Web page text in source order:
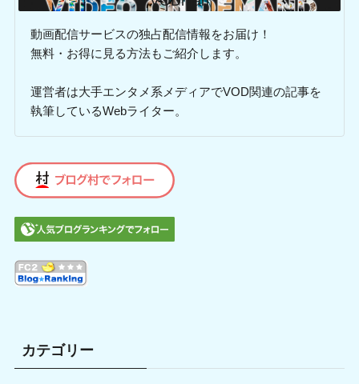
動画配信サービスの独占配信情報をお届け！
無料・お得に見る方法もご紹介します。
運営者は大手エンタメ系メディアでVOD関連の記事を
執筆しているWebライター。
カテゴリー